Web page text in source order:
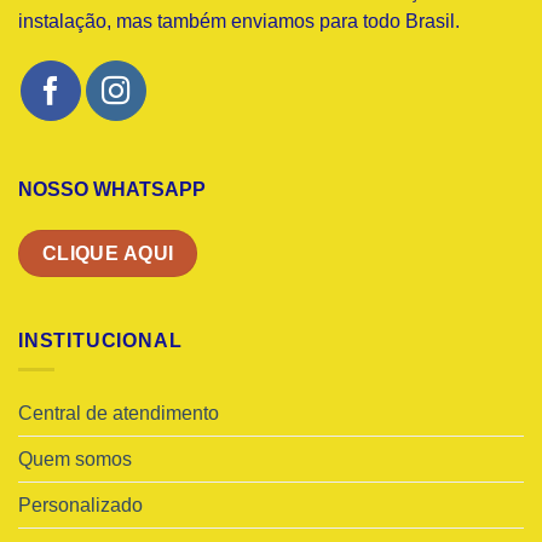
instalação, mas também enviamos para todo Brasil.
NOSSO WHATSAPP
CLIQUE AQUI
INSTITUCIONAL
Central de atendimento
Quem somos
Personalizado